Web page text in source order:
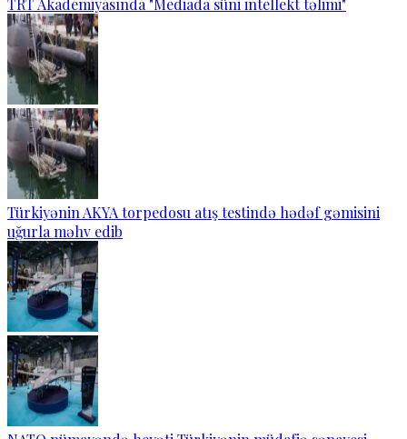
TRT Akademiyasında "Mediada süni intellekt təlimi"
Türkiyənin AKYA torpedosu atış testində hədəf gəmisini
uğurla məhv edib